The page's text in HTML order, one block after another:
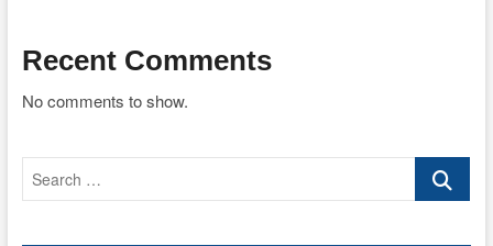
Recent Comments
No comments to show.
Search